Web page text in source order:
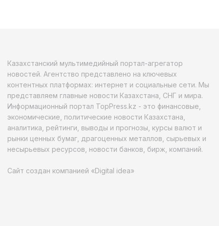
Казахстанский мультимедийный портал-агрегатор
новостей. Агентство представлено на ключевых
контентных платформах: интернет и социальные сети. Мы
представляем главные новости Казахстана, СНГ и мира.
Информационный портал TopPress.kz - это финансовые,
экономические, политические новости Казахстана,
аналитика, рейтинги, выводы и прогнозы, курсы валют и
рынки ценных бумаг, драгоценных металлов, сырьевых и
несырьевых ресурсов, новости банков, бирж, компаний.
Сайт создан компанией «Digital idea»